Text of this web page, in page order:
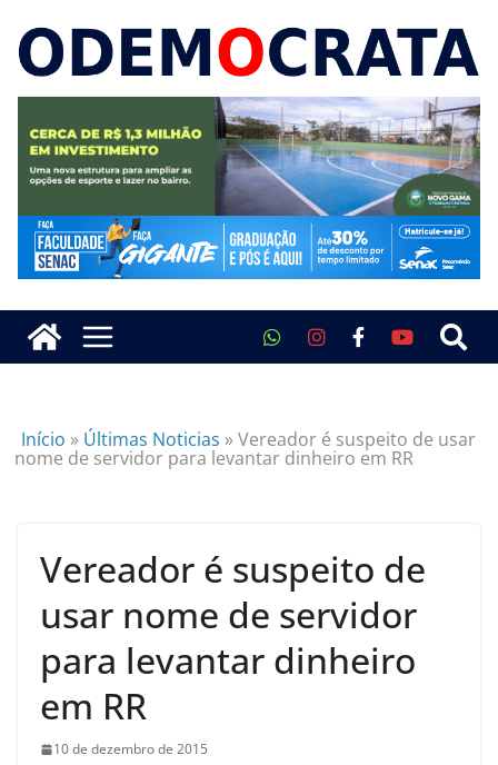
Início » Últimas Noticias »Vereador é suspeito de usar
nome de servidor para levantar dinheiro em RR
Vereador é suspeito de
usar nome de servidor
para levantar dinheiro
em RR
10 de dezembro de 2015